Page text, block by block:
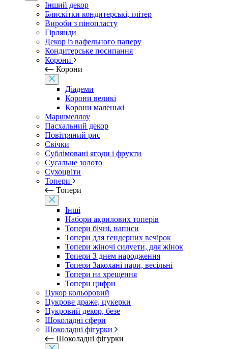
Інший декор
Блискітки кондитерські, глітер
Вироби з пінопласту
Гірлянди
Декор із вафельного паперу
Кондитерське посипання
Корони
Корони
Діадеми
Корони великі
Корони маленькі
Маршмеллоу
Пасхальний декор
Повітряний рис
Свічки
Сублімовані ягоди і фрукти
Сусальне золото
Сухоцвіти
Топери
Топери
Інші
Набори акрилових топерів
Топери бічні, написи
Топери для гендерних вечірок
Топери жіночі силуети, для жінок
Топери З днем ​​народження
Топери Закохані пари, весільні
Топери на хрещення
Топери цифри
Цукор кольоровий
Цукрове драже, цукерки
Цукровий декор, безе
Шоколадні сфери
Шоколадні фігурки
Шоколадні фігурки